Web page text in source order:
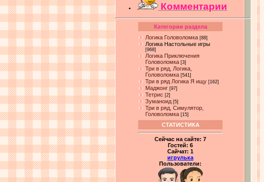
Комментарии
Категории раздела
Логика Головоломка [88]
Логика Настольные игры
[968]
Логика Приключения
Головоломка [3]
Три в ряд, Логика,
Головоломка [541]
Три в ряд Логика Я ищу [162]
Маджонг [97]
Тетрис [2]
Зуманоид [5]
Три в ряд, Симулятор,
Головоломка [15]
СТАТИСТИКА
Сейчас на сайте: 7
Гостей: 6
Сайчат: 1
игрулька
Пользователи: